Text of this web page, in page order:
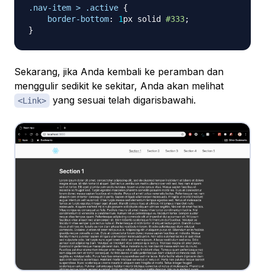
.nav-item > .active {
border-bottom: 1px solid #333;
}
Sekarang, jika Anda kembali ke peramban dan
menggulir sedikit ke sekitar, Anda akan melihat
<Link> yang sesuai telah digarisbawahi.